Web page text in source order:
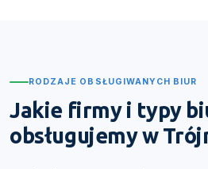
RODZAJE OBSŁUGIWANYCH BIUR
Jakie firmy i typy
obsługujemy w